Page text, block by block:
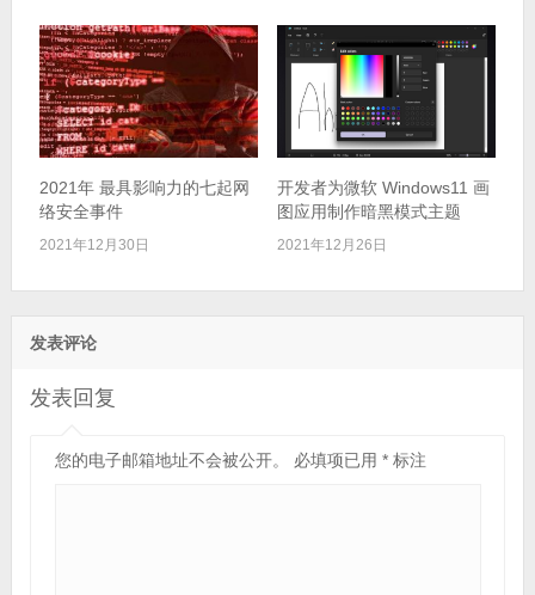
2021年 最具影响力的七起网
络安全事件
2021年12月30日
开发者为微软 Windows11 画
图应用制作暗黑模式主题
2021年12月26日
发表评论
发表回复
您的电子邮箱地址不会被公开。 必填项已用 *标注